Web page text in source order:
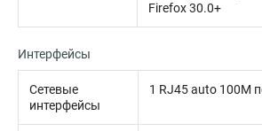
Firefox 30.0+
Интерфейсы
Сетевые
интерфейсы
1 RJ45 auto 100M